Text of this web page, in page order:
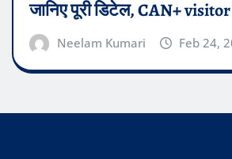
जानिए पूरी डिटेल, CAN+
Neelam Kumari Feb 24,